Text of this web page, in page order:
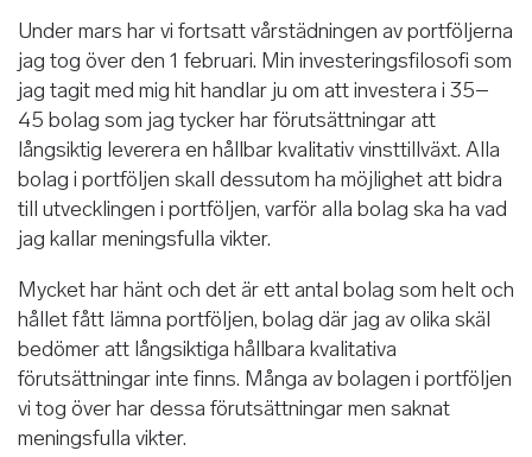
Under mars har vi fortsatt vårstädningen av portföljerna
jag tog över den 1 februari. Min investeringsfilosofi som
jag tagit med mig hit handlar ju om att investera i 35–
45 bolag som jag tycker har förutsättningar att
långsiktig leverera en hållbar kvalitativ vinsttillväxt. Alla
bolag i portföljen skall dessutom ha möjlighet att bidra
till utvecklingen i portföljen, varför alla bolag ska ha vad
jag kallar meningsfulla vikter.
Mycket har hänt och det är ett antal bolag som helt och
hållet fått lämna portföljen, bolag där jag av olika skäl
bedömer att långsiktiga hållbara kvalitativa
förutsättningar inte finns. Många av bolagen i portföljen
vi tog över har dessa förutsättningar men saknat
meningsfulla vikter.